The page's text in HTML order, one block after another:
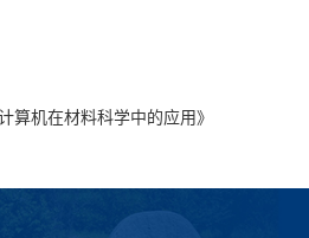
算机在材料科学中的应用》